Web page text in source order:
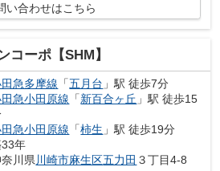
い合わせはこちら
コーポ【SHM】
急多摩線 「五月台 」駅 徒歩7分
急小田原線 「新百合ヶ丘 」駅 徒歩15
急小田原線 「柿生 」駅 徒歩19分
年
川県 川崎市麻生区五力田 ３丁目4-8